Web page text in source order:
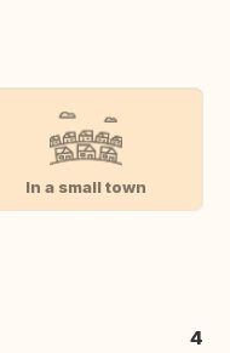
In a small town
4